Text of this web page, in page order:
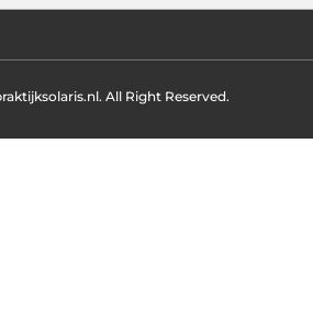
All Right Reserved.